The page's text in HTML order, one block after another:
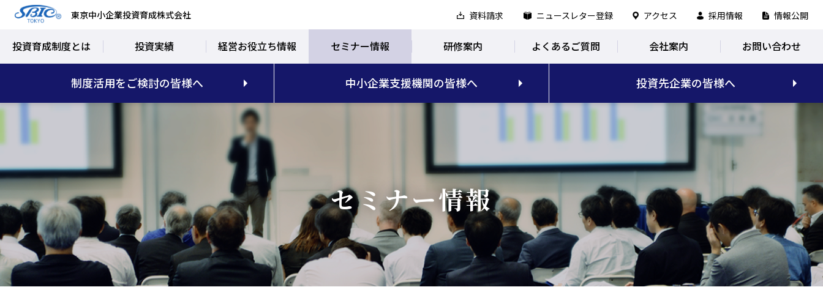
東京中小企業投資育成株式会社 資料請求 ニュースレター登録 アクセス 採用情報 情報公開
投資育成制度とは 投資実績 経営お役立ち情報 セミナー情報 研修案内 よくあるご質問 会社案内 お問い合わせ
制度活用をご検討の皆様へ 中小企業支援機関の皆様へ 投資先企業の皆様へ
セミナー情報